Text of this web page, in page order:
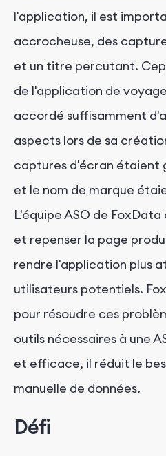
l'application, il est
accrocheuse, des
et un titre percutant.
de l'application de
accordé suffisamment
aspects lors de sa
captures d'écran étaient
et le nom de marque
L'équipe ASO de
et repenser la page
rendre l'application plus
utilisateurs potentiels.
pour résoudre ces
outils nécessaires à une
et efficace, il réduit le
manuelle de données.
Défi